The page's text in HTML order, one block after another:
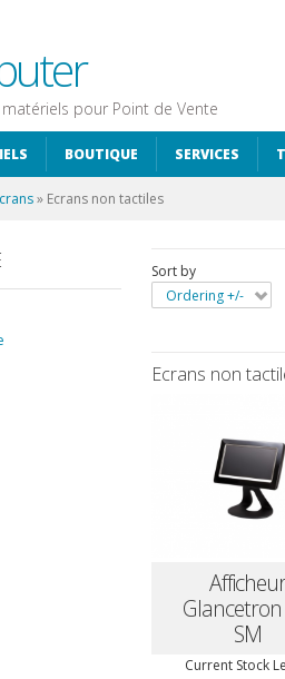
pour Point de Vente
BOUTIQUE SERVICES
» Ecrans non tactiles
Sort by
Ordering +/-
Ecrans non
SM
Current Stock